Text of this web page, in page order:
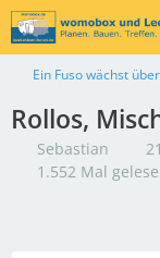
Ein Fuso wächst
Rollos,
Sebastian
1.552 Mal